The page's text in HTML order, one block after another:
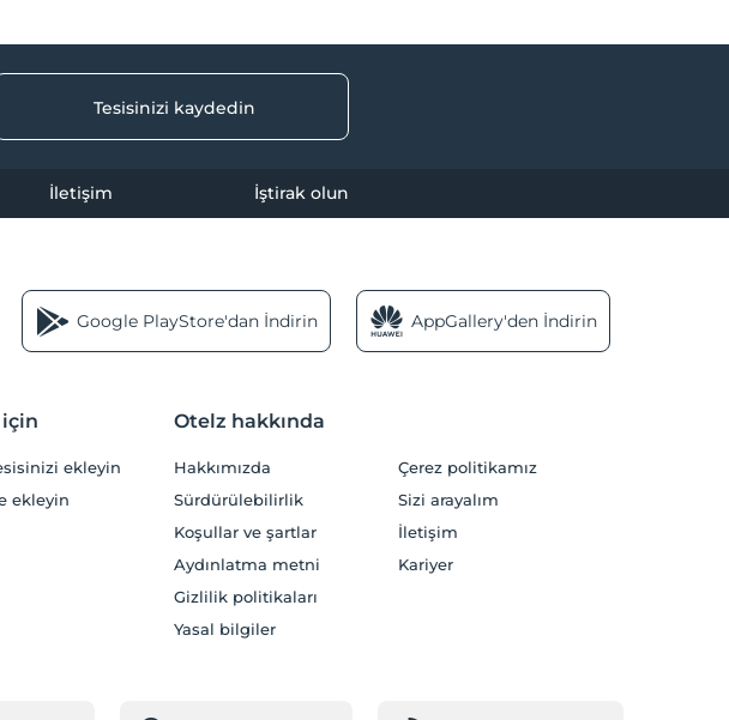
Tesisinizi kaydedin
İletişim İştirak olun
Google PlayStore'dan İndirin AppGallery'den İndirin
için
ekleyin
ekleyin
Otelz hakkında
Hakkımızda
Sürdürülebilirlik
Koşullar ve şartlar
Aydınlatma metni
Gizlilik politikaları
Yasal bilgiler
Çerez politikamız
Sizi arayalım
İletişim
Kariyer